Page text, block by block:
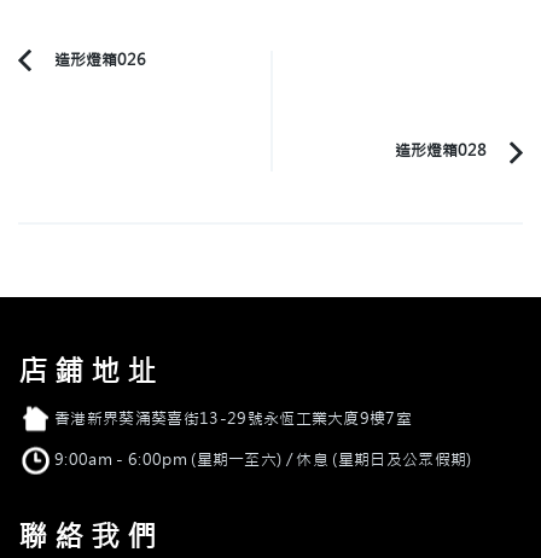
PostPrevious
造形燈箱026
造形燈箱028
店鋪地址
店舖地址香港新界葵涌葵喜街13-29號永恆工業大廈9樓7室
營業時間9:00am - 6:00pm (星期一至六) / 休息 (星期日及公眾假期)
聯絡我們